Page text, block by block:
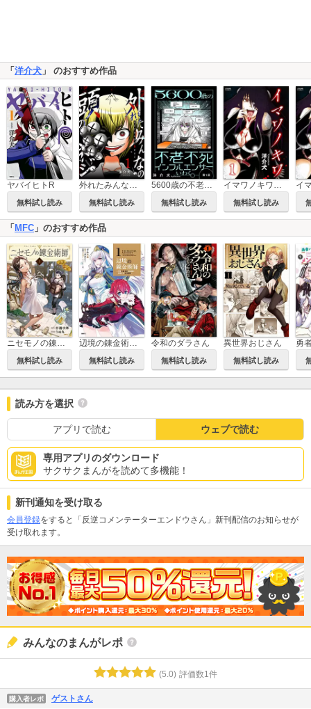
「洋介犬 」 のおすすめ作品
ヤバイヒトR
無料試し読み
外れたみんなの頭のネジ【GANMA!版】
無料試し読み
5600歳の不老不死インフルエンサーいわく。(話売り)
無料試し読み
イマワノキワ（分冊版）
無料試し読み
イ
「 MFC 」のおすすめ作品
ニセモノの錬金術師
無料試し読み
辺境の錬金術師 ～今更予算ゼロの職場に戻るとかもう無理～
無料試し読み
令和のダラさん
無料試し読み
異世界おじさん
無料試し読み
読み方を選択
アプリで読む ウェブで読む
専用アプリのダウンロード
サクサクまんがを読めて多機能！
新刊通知を受け取る
会員登録をすると「反逆コメンテーターエンドウさん」新刊配信のお知らせが
受け取れます。
みんなのまんがレポ
(5.0) 評価数1件
購入者レポ ゲストさん